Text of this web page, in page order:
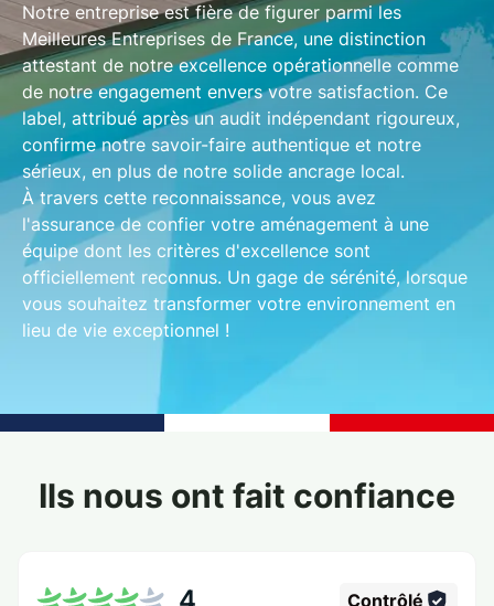
Notre entreprise est fière de figurer parmi les
Meilleures Entreprises de France, une distinction
attestant de notre excellence opérationnelle comme
de notre engagement envers votre satisfaction. Ce
label, attribué après un audit indépendant rigoureux,
confirme notre savoir-faire authentique et notre
sérieux, en plus de notre solide ancrage local.
À travers cette reconnaissance, vous avez
l'assurance de confier votre aménagement à une
équipe dont les critères d'excellence sont
officiellement reconnus. Un gage de sérénité, lorsque
vous souhaitez transformer votre environnement en
lieu de vie exceptionnel !
Ils nous ont fait confiance
Contrôlé